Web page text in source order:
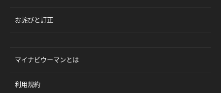
お詫びと訂正
マイナビウーマンとは
利用規約